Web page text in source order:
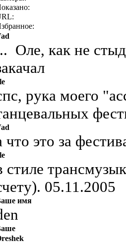
Оле, как не
рука моего
что это за
стиле
05.11.2005
имя